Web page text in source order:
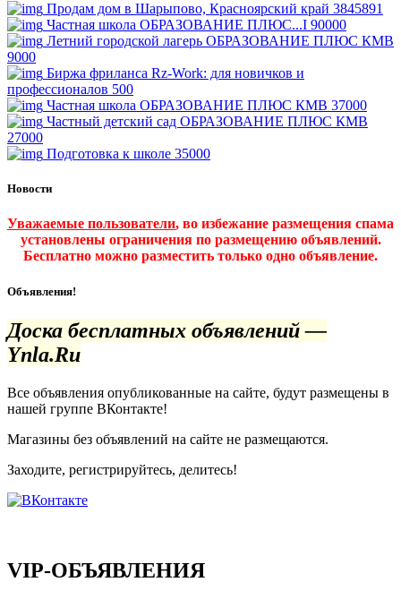
Продам дом в Шарыпово, Красноярский край 3845891
Частная школа ОБРАЗОВАНИЕ ПЛЮС...I 90000
Летний городской лагерь ОБРАЗОВАНИЕ ПЛЮС КМВ
9000
Биржа фриланса Rz-Work: для новичков и
профессионалов 500
Частная школа ОБРАЗОВАНИЕ ПЛЮС КМВ 37000
Частный детский сад ОБРАЗОВАНИЕ ПЛЮС КМВ
27000
Подготовка к школе 35000
Новости
Уважаемые пользователи, во избежание размещения спама
установлены ограничения по размещению объявлений.
Бесплатно можно разместить только одно объявление.
Объявления!
Доска бесплатных объявлений —
Ynla.Ru
Все объявления опубликованные на сайте, будут размещены в
нашей группе ВКонтакте!
Магазины без объявлений на сайте не размещаются.
Заходите, регистрируйтесь, делитесь!
VIP-ОБЪЯВЛЕНИЯ